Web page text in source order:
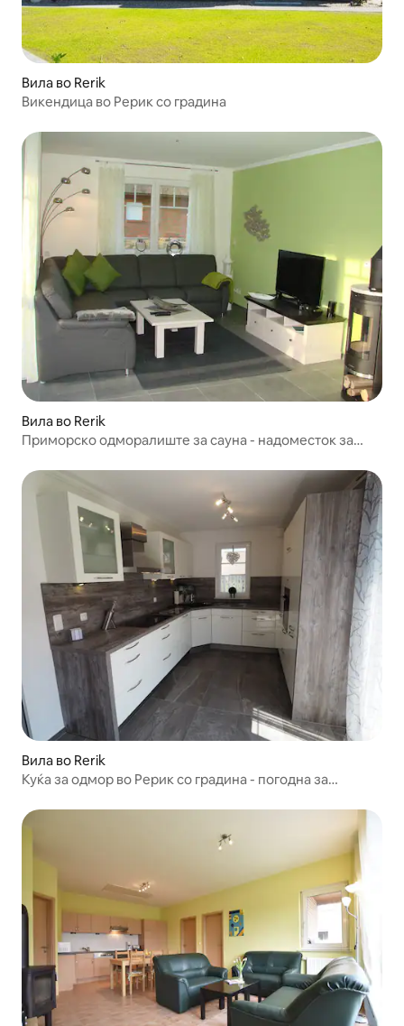
Вила во Rerik
Викендица во Рерик со градина
Вила во Rerik
Приморско одморалиште за сауна - надоместок за
Вила во Rerik
Куќа за одмор во Рерик со градина - погодна за